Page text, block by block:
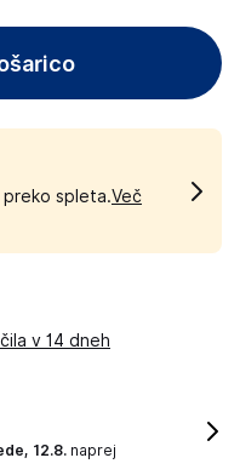
preko spleta.Več
v 14 dneh
12.8. naprej